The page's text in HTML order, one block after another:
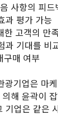
사항의 피
과 평가 가능
한 고객의 만
과 기대를 비
구매 여부
광기업은 마
해 윤곽이
기업은 같은